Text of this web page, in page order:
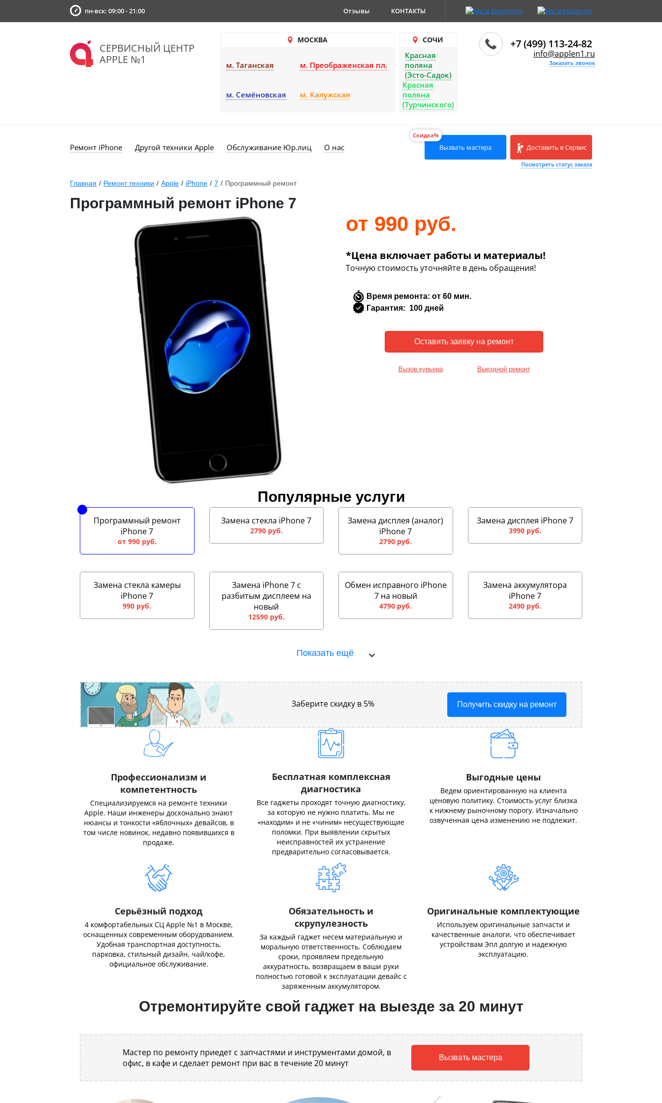
пн-вск: 09:00 - 21:00 Отзывы КОНТАКТЫ
СЕРВИСНЫЙ ЦЕНТР
APPLE №1
МОСКВА
м. Таганская м. Преображенская пл.
м. Семёновская м. Калужская
СОЧИ
Красная
поляна
(Эсто-Садок)
Красная
поляна
(Турчинского)
+7 (499) 113-24-82
info@applen1.ru
Заказать звонок
Ремонт iPhone Другой техники Apple Обслуживание Юр.лиц О нас
Скидка%
Вызвать мастера Доставить в Сервис
Посмотреть статус заказа
Главная / Ремонт техники / Apple / iPhone / 7 / Программный ремонт
Программный ремонт iPhone 7
от 990 руб.
*Цена включает работы и материалы!
Точную стоимость уточняйте в день обращения!
Время ремонта: от 60 мин.
Гарантия: 100 дней
Вызов курьера Выездной ремонт
Популярные услуги
Программный ремонт
iPhone 7
от 990 руб.
Замена стекла iPhone 7
2790 руб.
Замена дисплея (аналог)
iPhone 7
2790 руб.
Замена дисплея iPhone 7
3990 руб.
Замена стекла камеры
iPhone 7
990 руб.
Замена iPhone 7 с
разбитым дисплеем на
новый
12590 руб.
Обмен исправного iPhone
7 на новый
4790 руб.
Замена аккумулятора
iPhone 7
2490 руб.
Показать ещё
Заберите скидку в 5% Получить скидку на ремонт
Профессионализм и
компетентность
Специализируемся на ремонте техники
Apple. Наши инженеры досконально знают
нюансы и тонкости «яблочных» девайсов, в
том числе новинок, недавно появившихся в
продаже.
Бесплатная комплексная
диагностика
Все гаджеты проходят точную диагностику,
за которую не нужно платить. Мы не
«находим» и не «чиним» несуществующие
поломки. При выявлении скрытых
неисправностей их устранение
предварительно согласовывается.
Выгодные цены
Ведем ориентированную на клиента
ценовую политику. Стоимость услуг близка
к нижнему рыночному порогу. Изначально
озвученная цена изменению не подлежит.
Серьёзный подход
4 комфортабельных СЦ Apple №1 в Москве,
оснащенных современным оборудованием.
Удобная транспортная доступность,
парковка, стильный дизайн, чай/кофе,
официальное обслуживание.
Обязательность и
скрупулезность
За каждый гаджет несем материальную и
моральную ответственность. Соблюдаем
сроки, проявляем предельную
аккуратность, возвращаем в ваши руки
полностью готовой к эксплуатации девайс с
заряженным аккумулятором.
Оригинальные комплектующие
Используем оригинальные запчасти и
качественные аналоги, что обеспечивает
устройствам Эпл долгую и надежную
эксплуатацию.
Отремонтируйте свой гаджет на выезде за 20 минут
Мастер по ремонту приедет с запчастями и инструментами домой, в
офис, в кафе и сделает ремонт при вас в течение 20 минут
Вызвать мастера